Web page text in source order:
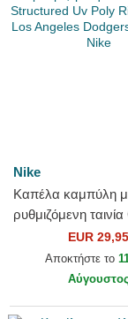
Nike
Καπέλα καμπύλη
ρυθμιζόμενη
Structured Uv Poly
από Los Angeles
EUR 29,95
Αποκτήστε το
Αύγουστος